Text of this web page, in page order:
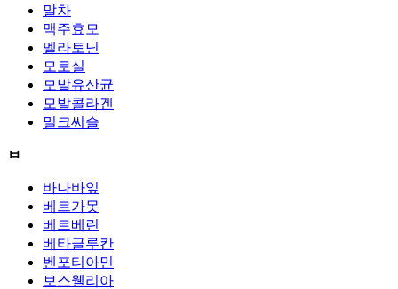
말차
맥주효모
멜라토닌
모로실
모발유산균
모발콜라겐
밀크씨슬
ㅂ
바나바잎
베르가못
베르베린
베타글루칸
벤포티아민
보스웰리아